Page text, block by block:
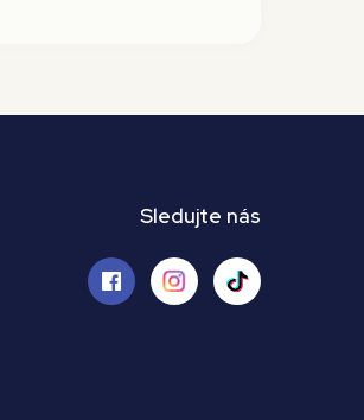
Sledujte nás